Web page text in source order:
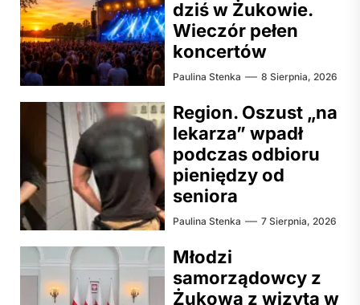
dziś w Żukowie.
Wieczór pełen
koncertów
Paulina Stenka 8 Sierpnia, 2026
Region. Oszust „na
lekarza” wpadł
podczas odbioru
pieniędzy od
seniora
Paulina Stenka 7 Sierpnia, 2026
Młodzi
samorządowcy z
Żukowa z wizytą w